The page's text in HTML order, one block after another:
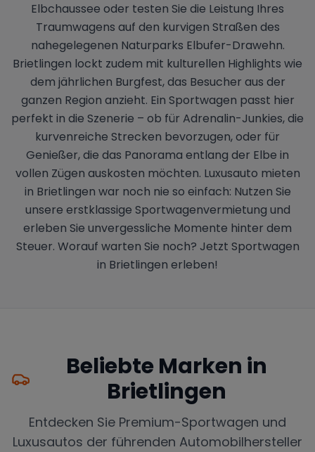
Elbchaussee oder testen Sie die Leistung Ihres
Traumwagens auf den kurvigen Straßen des
nahegelegenen Naturparks Elbufer-Drawehn.
Brietlingen lockt zudem mit kulturellen Highlights wie
dem jährlichen Burgfest, das Besucher aus der
ganzen Region anzieht. Ein Sportwagen passt hier
perfekt in die Szenerie – ob für Adrenalin-Junkies, die
kurvenreiche Strecken bevorzugen, oder für
Genießer, die das Panorama entlang der Elbe in
vollen Zügen auskosten möchten. Luxusauto mieten
in Brietlingen war noch nie so einfach: Nutzen Sie
unsere erstklassige Sportwagenvermietung und
erleben Sie unvergessliche Momente hinter dem
Steuer. Worauf warten Sie noch? Jetzt Sportwagen
in Brietlingen erleben!
Beliebte Marken in
Brietlingen
Entdecken Sie Premium-Sportwagen und
Luxusautos der führenden Automobilhersteller